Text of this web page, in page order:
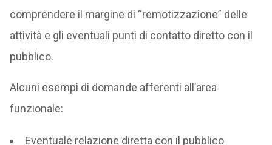
comprendere il margine di “remotizzazione” delle
attività e gli eventuali punti di contatto diretto con il
pubblico.
Alcuni esempi di domande afferenti all’area
funzionale:
Eventuale relazione diretta con il pubblico